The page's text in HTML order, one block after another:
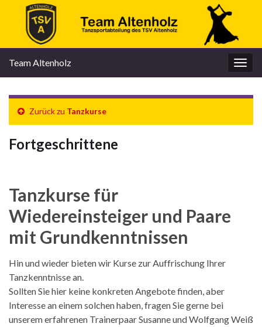
Team Altenholz
Zurück zu Tanzkurse
Fortgeschrittene
Tanzkurse für
Wiedereinsteiger und Paare
mit Grundkenntnissen
Hin und wieder bieten wir Kurse zur Auffrischung Ihrer
Tanzkenntnisse an.
Sollten Sie hier keine konkreten Angebote finden, aber
Interesse an einem solchen haben, fragen Sie gerne bei
unserem erfahrenen Trainerpaar Susanne und Wolfgang Weiß